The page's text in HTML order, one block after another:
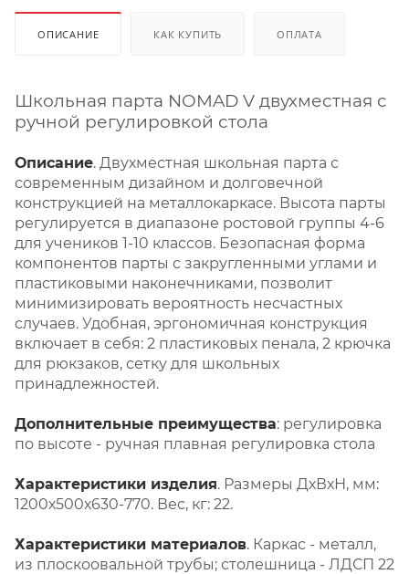
ОПИСАНИЕ КАК КУПИТЬ ОПЛАТА
Школьная парта NOMAD V двухместная с
ручной регулировкой стола
Описание. Двухместная школьная парта с
современным дизайном и долговечной
конструкцией на металлокаркасе. Высота парты
регулируется в диапазоне ростовой группы 4-6
для учеников 1-10 классов. Безопасная форма
компонентов парты с закругленными углами и
пластиковыми наконечниками, позволит
минимизировать вероятность несчастных
случаев. Удобная, эргономичная конструкция
включает в себя: 2 пластиковых пенала, 2 крючка
для рюкзаков, сетку для школьных
принадлежностей.
Дополнительные преимущества: регулировка
по высоте - ручная плавная регулировка стола
Характеристики изделия. Размеры ДхВхН, мм:
1200х500х630-770. Вес, кг: 22.
Характеристики материалов. Каркас - металл,
из плоскоовальной трубы; столешница - ЛДСП 22